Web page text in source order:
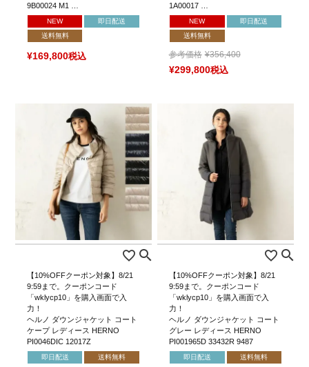
9B00024 M1 …
NEW
即日配送
送料無料
¥169,800税込
1A00017 …
NEW
即日配送
送料無料
参考価格 ¥356,400
¥299,800税込
【10%OFFクーポン対象】8/21
9:59まで。クーポンコード
「wklycp10」を購入画面で入
力！
ヘルノ ダウンジャケット コート
ケープ レディース HERNO
PI0046DIC 12017Z
即日配送 送料無料
【10%OFFクーポン対象】8/21
9:59まで。クーポンコード
「wklycp10」を購入画面で入
力！
ヘルノ ダウンジャケット コート
グレー レディース HERNO
PI001965D 33432R 9487
即日配送 送料無料